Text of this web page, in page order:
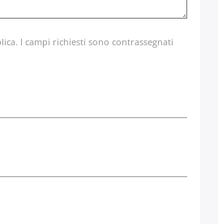
I campi richiesti sono contrassegnati